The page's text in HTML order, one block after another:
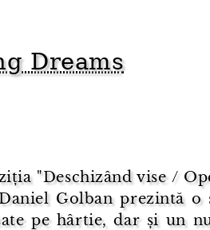
Dreams
"Deschizând vise /
Golban prezintă o
pe hârtie, dar și un